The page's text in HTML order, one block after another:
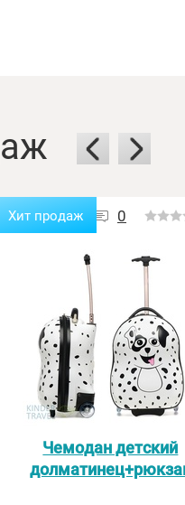
0
Хит продаж
Чемодан детский